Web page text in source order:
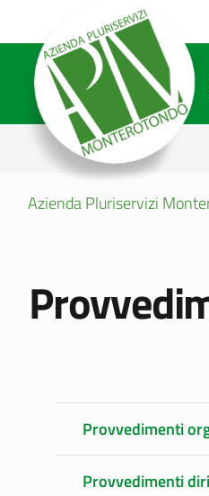
Azienda Pluriservizi
Provvedimenti
Provvedimenti